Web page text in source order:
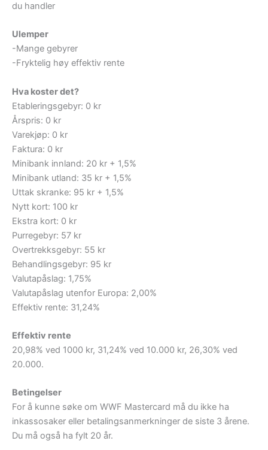
du handler
Ulemper
-Mange gebyrer
-Fryktelig høy effektiv rente
Hva koster det?
Etableringsgebyr: 0 kr
Årspris: 0 kr
Varekjøp: 0 kr
Faktura: 0 kr
Minibank innland: 20 kr + 1,5%
Minibank utland: 35 kr + 1,5%
Uttak skranke: 95 kr + 1,5%
Nytt kort: 100 kr
Ekstra kort: 0 kr
Purregebyr: 57 kr
Overtrekksgebyr: 55 kr
Behandlingsgebyr: 95 kr
Valutapåslag: 1,75%
Valutapåslag utenfor Europa: 2,00%
Effektiv rente: 31,24%
Effektiv rente
20,98% ved 1000 kr, 31,24% ved 10.000 kr, 26,30% ved
20.000.
Betingelser
For å kunne søke om WWF Mastercard må du ikke ha
inkassosaker eller betalingsanmerkninger de siste 3 årene.
Du må også ha fylt 20 år.